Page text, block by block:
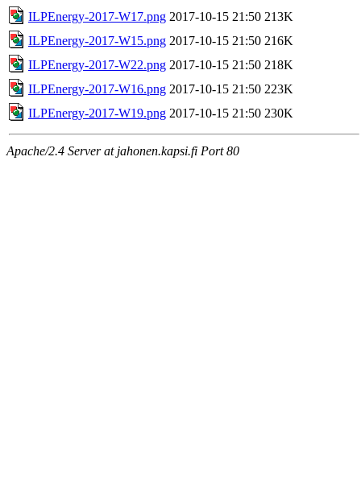
ILPEnergy-2017-W17.png 2017-10-15 21:50 213K
ILPEnergy-2017-W15.png 2017-10-15 21:50 216K
ILPEnergy-2017-W22.png 2017-10-15 21:50 218K
ILPEnergy-2017-W16.png 2017-10-15 21:50 223K
ILPEnergy-2017-W19.png 2017-10-15 21:50 230K
Apache/2.4 Server at jahonen.kapsi.fi Port 80